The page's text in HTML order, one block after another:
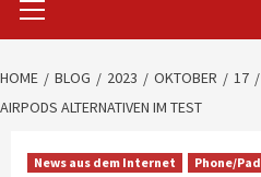
Menu
HOME BLOG 2023 OKTOBER 17
AIRPODS ALTERNATIVEN IM TEST
News aus dem Internet Phone/Pad